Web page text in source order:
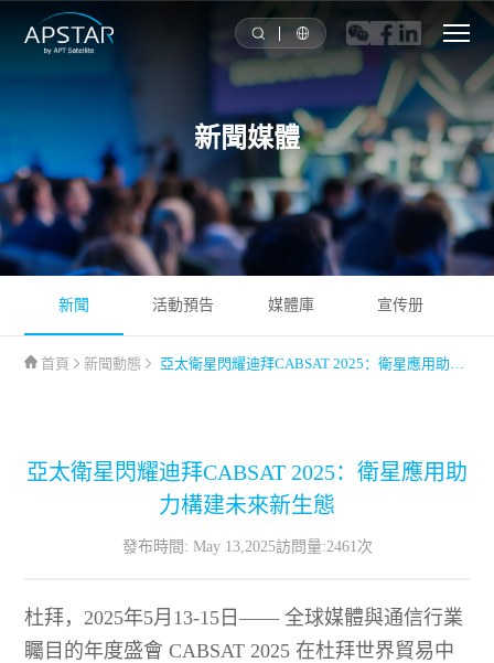
關於我們
亞太衛星星隊
解决方案
工具
投資者關系
新聞媒體
新聞 活動預告 媒體庫 宣传册
首頁 新聞動態
亞太衛星閃耀迪拜CABSAT 2025：衛星應用助
力構建未來新生態
發布時間: May 13,2025訪問量:2461次
杜拜，2025年5月13-15日—— 全球媒體與通信行業
矚目的年度盛會 CABSAT 2025 在杜拜世界貿易中